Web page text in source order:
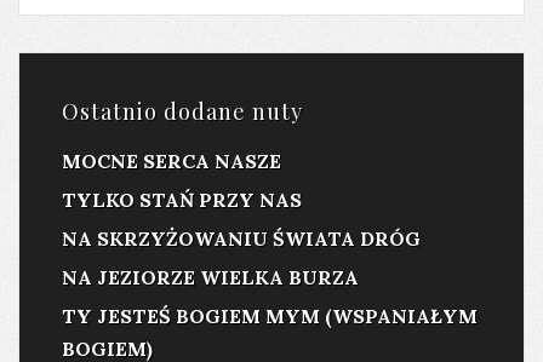
Ostatnio dodane nuty
MOCNE SERCA NASZE
TYLKO STAŃ PRZY NAS
NA SKRZYŻOWANIU ŚWIATA DRÓG
NA JEZIORZE WIELKA BURZA
TY JESTEŚ BOGIEM MYM (WSPANIAŁYM
BOGIEM)